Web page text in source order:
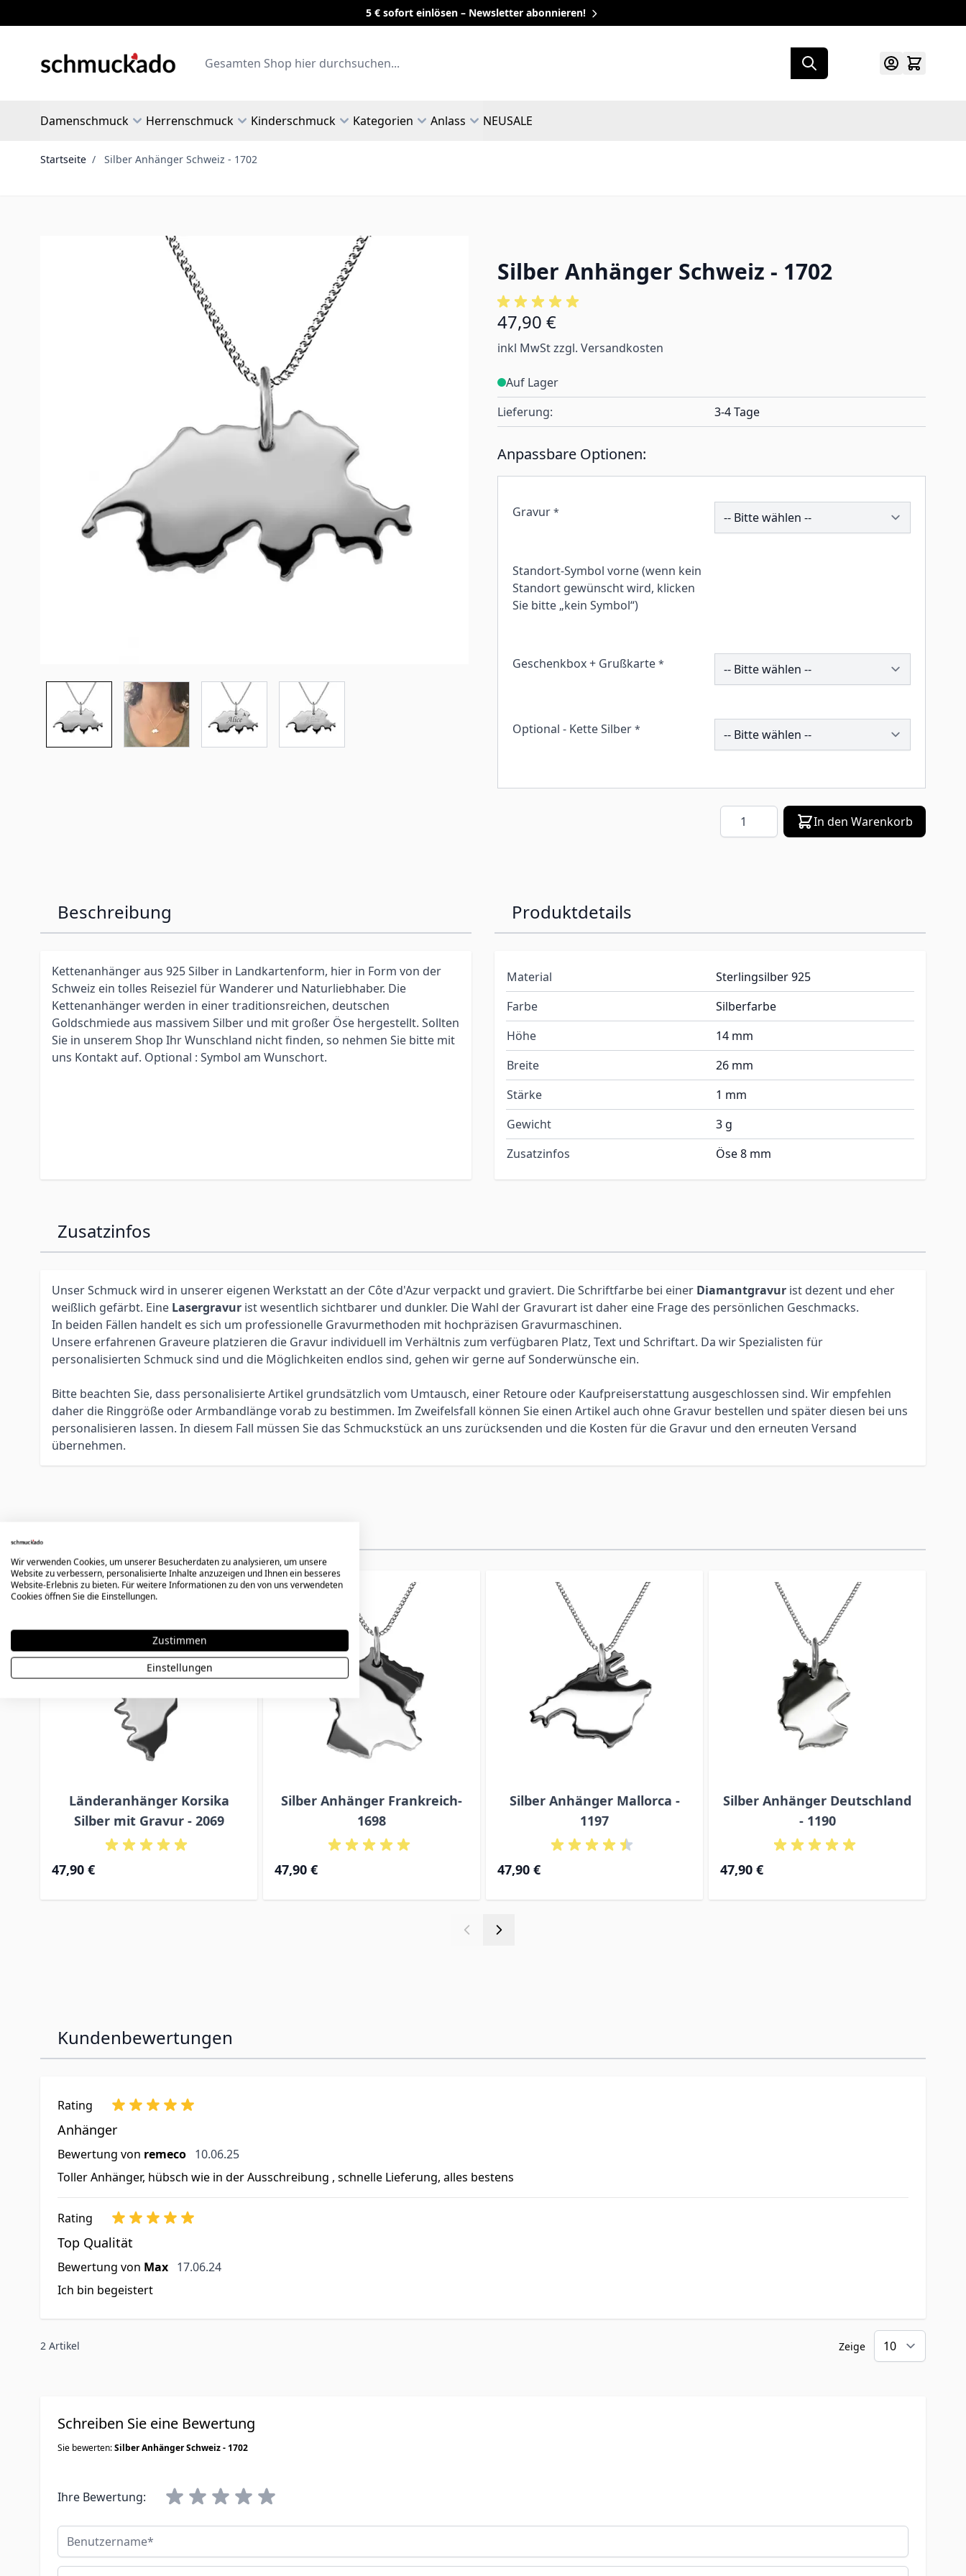
5 € sofort einlösen – Newsletter abonnieren!
Search
Damenschmuck Herrenschmuck Kinderschmuck Kategorien Anlass NEUSALE
Startseite / Silber Anhänger Schweiz - 1702
Silber Anhänger Schweiz - 1702
47,90 €
inkl MwSt zzgl. Versandkosten
Auf Lager
Lieferung:
3-4 Tage
Anpassbare Optionen:
Gravur * 246787
Standort-Symbol vorne (wenn kein
Standort gewünscht wird, klicken
Sie bitte „kein Symbol“)
Geschenkbox + Grußkarte * 259176
Optional - Kette Silber * 196339
Menge In den Warenkorb
Beschreibung
Kettenanhänger aus 925 Silber in Landkartenform, hier in Form von der
Schweiz ein tolles Reiseziel für Wanderer und Naturliebhaber. Die
Kettenanhänger werden in einer traditionsreichen, deutschen
Goldschmiede aus massivem Silber und mit großer Öse hergestellt. Sollten
Sie in unserem Shop Ihr Wunschland nicht finden, so nehmen Sie bitte mit
uns Kontakt auf. Optional : Symbol am Wunschort.
Produktdetails
Material
Sterlingsilber 925
Farbe
Silberfarbe
Höhe
14 mm
Breite
26 mm
Stärke
1 mm
Gewicht
3 g
Zusatzinfos
Öse 8 mm
Zusatzinfos
Unser Schmuck wird in unserer eigenen Werkstatt an der Côte d'Azur verpackt und graviert. Die Schriftfarbe bei einer Diamantgravur ist dezent und eher
weißlich gefärbt. Eine Lasergravur ist wesentlich sichtbarer und dunkler. Die Wahl der Gravurart ist daher eine Frage des persönlichen Geschmacks.
In beiden Fällen handelt es sich um professionelle Gravurmethoden mit hochpräzisen Gravurmaschinen.
Unsere erfahrenen Graveure platzieren die Gravur individuell im Verhältnis zum verfügbaren Platz, Text und Schriftart. Da wir Spezialisten für
personalisierten Schmuck sind und die Möglichkeiten endlos sind, gehen wir gerne auf Sonderwünsche ein.
Bitte beachten Sie, dass personalisierte Artikel grundsätzlich vom Umtausch, einer Retoure oder Kaufpreiserstattung ausgeschlossen sind. Wir empfehlen
daher die Ringgröße oder Armbandlänge vorab zu bestimmen. Im Zweifelsfall können Sie einen Artikel auch ohne Gravur bestellen und später diesen bei uns
personalisieren lassen. In diesem Fall müssen Sie das Schmuckstück an uns zurücksenden und die Kosten für die Gravur und den erneuten Versand
übernehmen.
Press to skip carousel
Länderanhänger Korsika
Silber mit Gravur - 2069
47,90 €
Silber Anhänger Frankreich-
1698
47,90 €
Silber Anhänger Mallorca -
1197
47,90 €
Silber Anhänger Deutschland
- 1190
47,90 €
Kundenbewertungen
Rating
Anhänger
Bewertung von remeco 10. Juni 2025
10.06.25
Toller Anhänger, hübsch wie in der Ausschreibung , schnelle Lieferung, alles bestens
Rating
Top Qualität
Bewertung von Max 17. Juni 2024
17.06.24
Ich bin begeistert
2 Artikel Zeige
Schreiben Sie eine Bewertung
Sie bewerten:Silber Anhänger Schweiz - 1702
Ihre Bewertung:
Benutzername
Wir verwenden Cookies, um unserer Besucherdaten zu analysieren, um unsere
Website zu verbessern, personalisierte Inhalte anzuzeigen und Ihnen ein besseres
Website-Erlebnis zu bieten. Für weitere Informationen zu den von uns verwendeten
Cookies öffnen Sie die Einstellungen.
Zustimmen
Einstellungen